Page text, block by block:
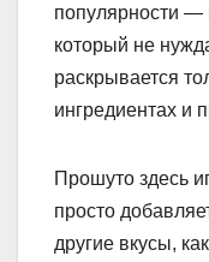
популярности —
который не
раскрывается
ингредиентах и
Прошуто здесь
просто
другие вкусы,